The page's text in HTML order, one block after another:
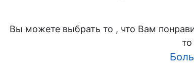
Вы можете выбрать то , что Вам